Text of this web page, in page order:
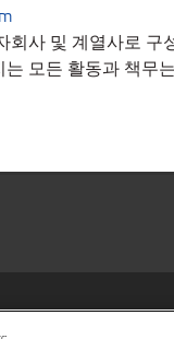
및 계열사로 구
모든 활동과 책무